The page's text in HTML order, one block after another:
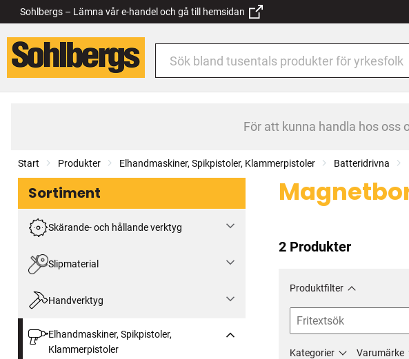
Sohlbergs – Lämna vår e-handel och gå till hemsidan
För att kunna handla hos oss
Start Produkter Elhandmaskiner, Spikpistoler, Klammerpistoler Batteridrivna
Sortiment
Skärande- och hållande verktyg
Slipmaterial
Handverktyg
Elhandmaskiner, Spikpistoler,
Klammerpistoler
2 Produkter
Produktfilter
Kategorier Varumärke